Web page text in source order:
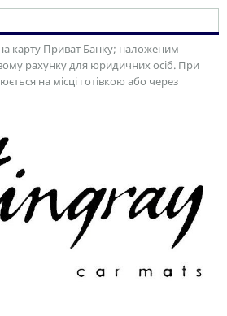
карту Приват Банку; наложеним
рахунку для юридичних осіб. При
на місці готівкою або через